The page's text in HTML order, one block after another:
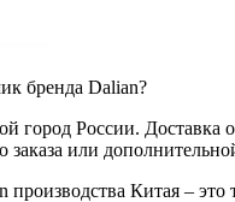
бренда Dalian?
России. Доставка
или
Китая – это